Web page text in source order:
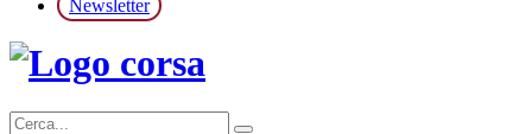
Newsletter